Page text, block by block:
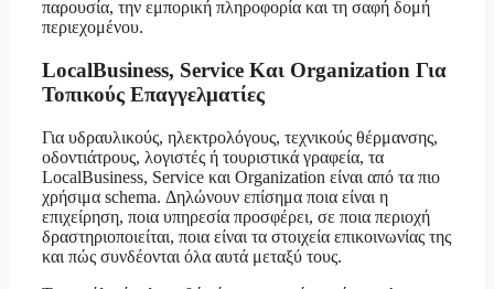
παρουσία, την εμπορική πληροφορία και τη σαφή δομή
περιεχομένου.
LocalBusiness, Service Και Organization Για
Τοπικούς Επαγγελματίες
Για υδραυλικούς, ηλεκτρολόγους, τεχνικούς θέρμανσης,
οδοντιάτρους, λογιστές ή τουριστικά γραφεία, τα
LocalBusiness, Service και Organization είναι από τα πιο
χρήσιμα schema. Δηλώνουν επίσημα ποια είναι η
επιχείρηση, ποια υπηρεσία προσφέρει, σε ποια περιοχή
δραστηριοποιείται, ποια είναι τα στοιχεία επικοινωνίας της
και πώς συνδέονται όλα αυτά μεταξύ τους.